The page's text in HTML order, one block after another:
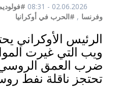
02.06.2026 - 08:31
وفرنسا , #الحرب في أوكرانيا
الرئيس الأوكراني
ويب التي غيرت
ضرب العمق الروسي
تحتجز ناقلة نفط